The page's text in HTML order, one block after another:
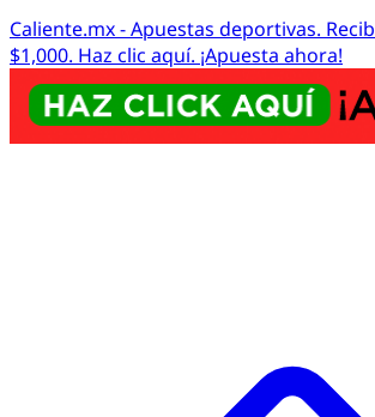
Caliente.mx - Apuestas deportivas.
$1,000. Haz clic aquí. ¡Apuesta ahora!